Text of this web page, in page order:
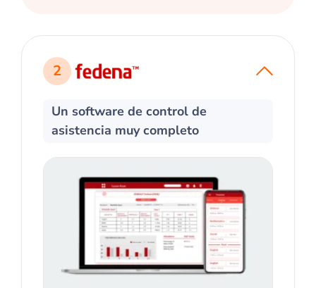
2
Un software de control de
asistencia muy completo